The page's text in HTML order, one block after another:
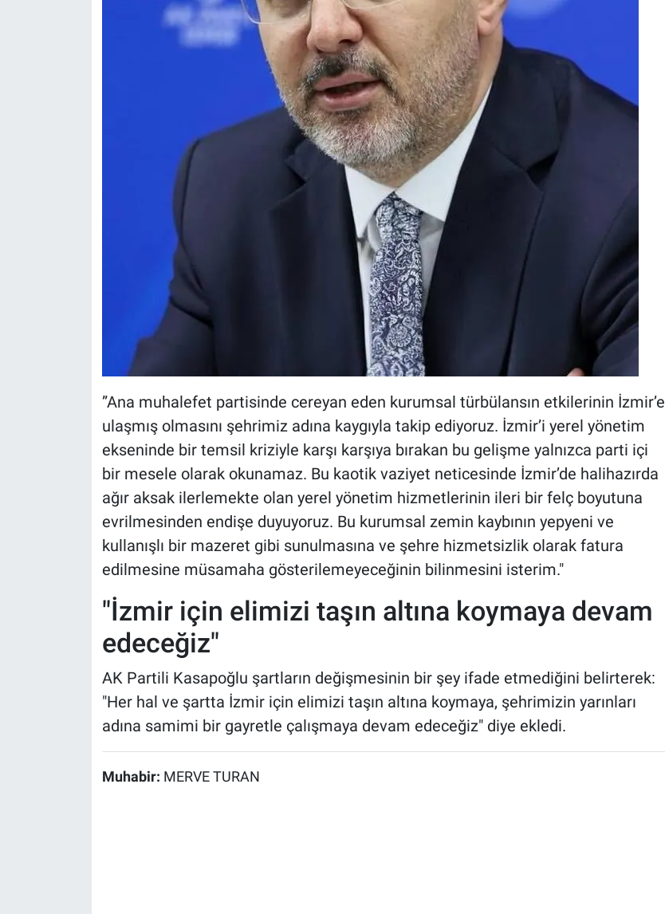
”Ana muhalefet partisinde cereyan eden kurumsal türbülansın etkilerinin İzmir’e
ulaşmış olmasını şehrimiz adına kaygıyla takip ediyoruz. İzmir’i yerel yönetim
ekseninde bir temsil kriziyle karşı karşıya bırakan bu gelişme yalnızca parti içi
bir mesele olarak okunamaz. Bu kaotik vaziyet neticesinde İzmir’de halihazırda
ağır aksak ilerlemekte olan yerel yönetim hizmetlerinin ileri bir felç boyutuna
evrilmesinden endişe duyuyoruz. Bu kurumsal zemin kaybının yepyeni ve
kullanışlı bir mazeret gibi sunulmasına ve şehre hizmetsizlik olarak fatura
edilmesine müsamaha gösterilemeyeceğinin bilinmesini isterim."
"İzmir için elimizi taşın altına koymaya devam
edeceğiz"
AK Partili Kasapoğlu şartların değişmesinin bir şey ifade etmediğini belirterek:
"Her hal ve şartta İzmir için elimizi taşın altına koymaya, şehrimizin yarınları
adına samimi bir gayretle çalışmaya devam edeceğiz" diye ekledi.
Muhabir: MERVE TURAN